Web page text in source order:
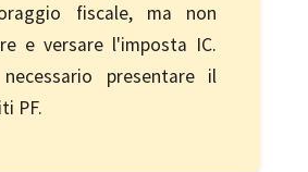
fiscale, ma non
e versare l'imposta IC.
presentare il
PF.